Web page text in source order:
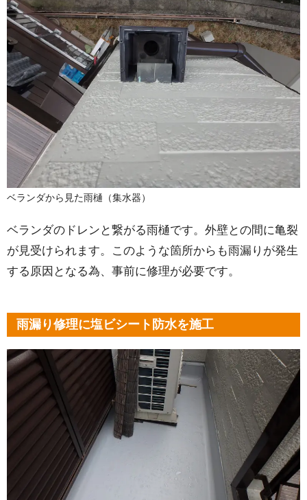
ベランダから見た雨樋（集水器）
ベランダのドレンと繋がる雨樋です。外壁との間に亀裂
が見受けられます。このような箇所からも雨漏りが発生
する原因となる為、事前に修理が必要です。
雨漏り修理に塩ビシート防水を施工